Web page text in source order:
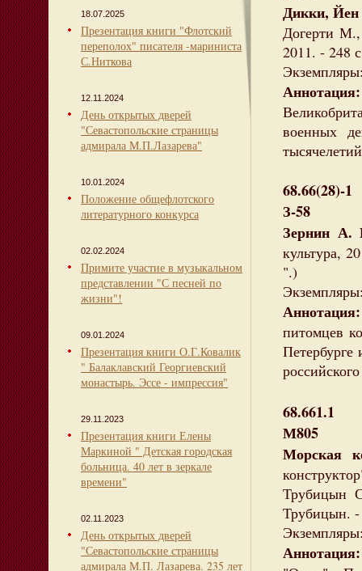
18.07.2025
Презентация книги "Флотский
переполох" писателя -мариниста
С.Ниткова
12.11.2024
День открытых дверей
"Севастопольские страницы
адмирала М.П.Лазарева"
10.01.2024
Положение общефлотского
литературного конкурса
02.02.2024
Примите участие в музыкальном
представлении "С песней по
жизни"!
09.01.2024
Презентация книги О.Г.Ковалик
" Балаклавский Георгиевский
монастырь. Эссе - импрессия"
29.11.2023
Презентация книги Елены
Маркиной " Детская городская
больница. 40 лет в зеркале
времени"
02.11.2023
День открытых дверей
"Севастопольские страницы
адмирала М.П. Лазарева. 235 лет
Дикки,
Догерти
2011. - 248
Аннотация:
военных
68.66(28)-1
З-58
Зернин А.
культура,
".)
Аннотация:
питомцев
Петербурге
68.661.1
М805
Морская
Трубицын
Трубицын.
Аннотация: